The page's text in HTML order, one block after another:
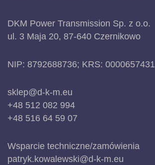
DKM Power Transmission Sp. z o.o.
ul. 3 Maja 20, 87-640 Czernikowo
NIP: 8792688736; KRS: 0000657431
sklep@d-k-m.eu
+48 512 082 994
+48 516 64 59 07
Wsparcie techniczne/zamówienia
patryk.kowalewski@d-k-m.eu